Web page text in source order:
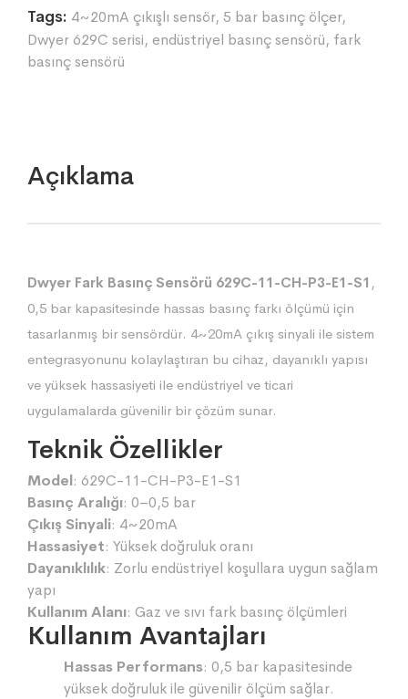
Tags: 4~20mA çıkışlı sensör, 5 bar basınç ölçer,
Dwyer 629C serisi, endüstriyel basınç sensörü, fark
basınç sensörü
Açıklama
Dwyer Fark Basınç Sensörü 629C-11-CH-P3-E1-S1 ,
0,5 bar kapasitesinde hassas basınç farkı ölçümü için
tasarlanmış bir sensördür. 4~20mA çıkış sinyali ile sistem
entegrasyonunu kolaylaştıran bu cihaz, dayanıklı yapısı
ve yüksek hassasiyeti ile endüstriyel ve ticari
uygulamalarda güvenilir bir çözüm sunar.
Teknik Özellikler
Model: 629C-11-CH-P3-E1-S1
Basınç Aralığı: 0–0,5 bar
Çıkış Sinyali: 4~20mA
Hassasiyet: Yüksek doğruluk oranı
Dayanıklılık: Zorlu endüstriyel koşullara uygun sağlam
yapı
Kullanım Alanı: Gaz ve sıvı fark basınç ölçümleri
Kullanım Avantajları
Hassas Performans: 0,5 bar kapasitesinde
yüksek doğruluk ile güvenilir ölçüm sağlar.